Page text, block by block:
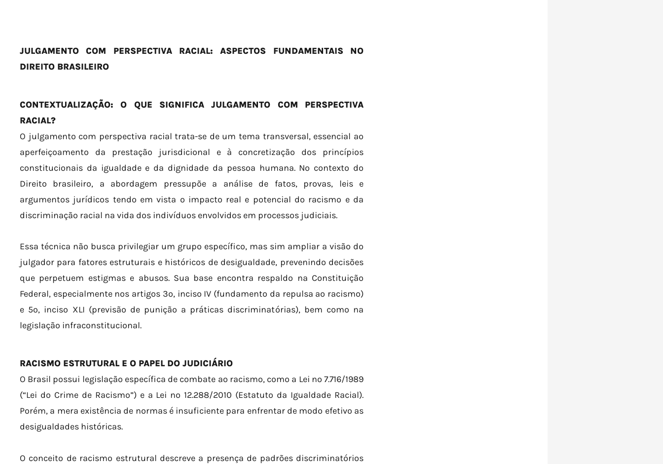
JULGAMENTO COM PERSPECTIVA RACIAL: ASPECTOS FUNDAMENTAIS NO
DIREITO BRASILEIRO
CONTEXTUALIZAÇÃO: O QUE SIGNIFICA JULGAMENTO COM PERSPECTIVA
RACIAL?
O julgamento com perspectiva racial trata-se de um tema transversal, essencial ao
aperfeiçoamento da prestação jurisdicional e à concretização dos princípios
constitucionais da igualdade e da dignidade da pessoa humana. No contexto do
Direito brasileiro, a abordagem pressupõe a análise de fatos, provas, leis e
argumentos jurídicos tendo em vista o impacto real e potencial do racismo e da
discriminação racial na vida dos indivíduos envolvidos em processos judiciais.
Essa técnica não busca privilegiar um grupo específico, mas sim ampliar a visão do
julgador para fatores estruturais e históricos de desigualdade, prevenindo decisões
que perpetuem estigmas e abusos. Sua base encontra respaldo na Constituição
Federal, especialmente nos artigos 3º, inciso IV (fundamento da repulsa ao racismo)
e 5º, inciso XLI (previsão de punição a práticas discriminatórias), bem como na
legislação infraconstitucional.
RACISMO ESTRUTURAL E O PAPEL DO JUDICIÁRIO
O Brasil possui legislação específica de combate ao racismo, como a Lei nº 7.716/1989
(“Lei do Crime de Racismo”) e a Lei nº 12.288/2010 (Estatuto da Igualdade Racial).
Porém, a mera existência de normas é insuficiente para enfrentar de modo efetivo as
desigualdades históricas.
O conceito de racismo estrutural descreve a presença de padrões discriminatórios